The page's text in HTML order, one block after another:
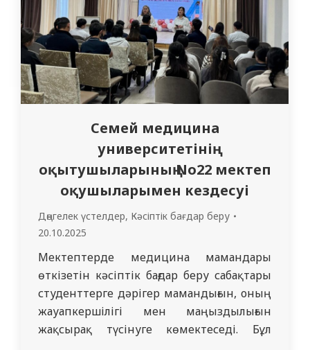
Семей медицина
университетінің
оқытушыларының No22 мектеп
оқушыларымен кездесуі
Дөңгелек үстелдер, Кәсіптік бағдар беру
20.10.2025
Мектептерде медицина мамандары
өткізетін кәсіптік бағдар беру сабақтары
студенттерге дәрігер мамандығын, оның
жауапкершілігі мен маңыздылығын
жақсырақ түсінуге көмектеседі. Бұл